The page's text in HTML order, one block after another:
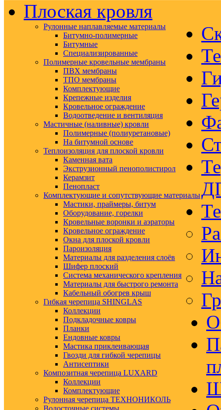
Плоская кровля
Рулонные наплавляемые материалы
Битумно-полимерные
Битумные
Специализированные
Полимерные кровельные мембраны
ПВХ мембраны
ТПО мембраны
Комплектующие
Крепежные изделия
Кровельное ограждение
Водоотведение и вентиляция
Мастичные (наливные) кровли
Полимерные (полиуретановые)
На битумной основе
Теплоизоляция для плоской кровли
Каменная вата
Экструзионный пенополистирол
Керамзит
Пенопласт
Комплектующие и сопутствующие материалы
Мастики, праймеры, битум
Оборудование, горелки
Кровельные воронки и аэраторы
Кровельное ограждение
Окна для плоской кровли
Пароизоляция
Материалы для разделения слоёв
Шифер плоский
Система механического крепления
Материалы для быстрого ремонта
Кабельный обогрев крыш
Гибкая черепица SHINGLAS
Коллекции
Подкладочные ковры
Планки
Ендовные ковры
Мастика приклеивающая
Гвозди для гибкой черепицы
Антисептики
Композитная черепица LUXARD
Коллекции
Комплектующие
Рулонная черепица ТЕХНОНИКОЛЬ
Водосточные системы